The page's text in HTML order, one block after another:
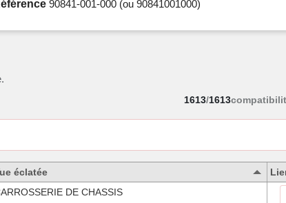
90841-001-000 (ou 90841001000)
1613/1613
éclatée
DE CHASSIS